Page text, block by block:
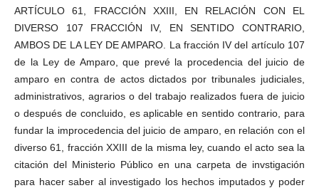
ARTÍCULO 61, FRACCIÓN XXIII, EN RELACIÓN CON EL
DIVERSO 107 FRACCIÓN IV, EN SENTIDO CONTRARIO,
AMBOS DE LA LEY DE AMPARO. La fracción IV del artículo 107
de la Ley de Amparo, que prevé la procedencia del juicio de
amparo en contra de actos dictados por tribunales judiciales,
administrativos, agrarios o del trabajo realizados fuera de juicio
o después de concluido, es aplicable en sentido contrario, para
fundar la improcedencia del juicio de amparo, en relación con el
diverso 61, fracción XXIII de la misma ley, cuando el acto sea la
citación del Ministerio Público en una carpeta de invstigación
para hacer saber al investigado los hechos imputados y poder